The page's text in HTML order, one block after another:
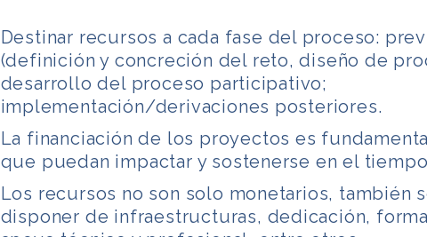
Destinar recursos a cada fase del proceso:
(definición y concreción del reto, diseño de
desarrollo del proceso participativo;
implementación/derivaciones posteriores.
La financiación de los proyectos es
que puedan impactar y sostenerse en el
Los recursos no son solo monetarios, también
disponer de infraestructuras, dedicación,